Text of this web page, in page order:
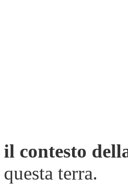
il contesto
questa terra.